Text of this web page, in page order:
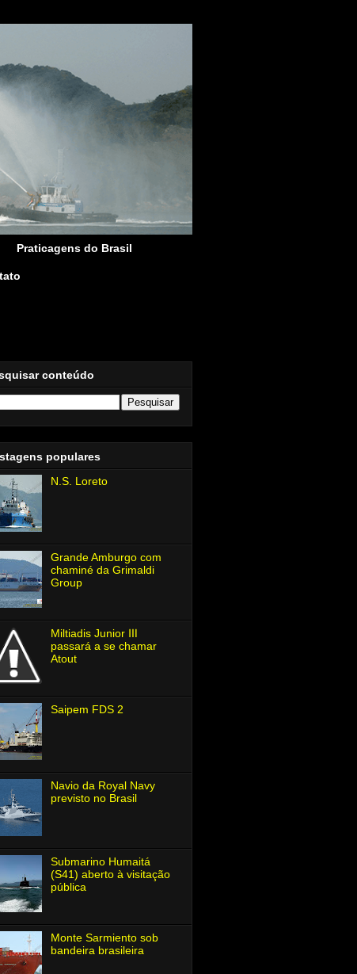
Praticagens do Brasil
conteúdo
populares
N.S. Loreto
Grande Amburgo com
chaminé da Grimaldi
Group
Miltiadis Junior Ⅲ
passará a se chamar
Atout
Saipem FDS 2
Navio da Royal Navy
previsto no Brasil
Submarino Humaitá
(S41) aberto à visitação
pública
Monte Sarmiento sob
bandeira brasileira